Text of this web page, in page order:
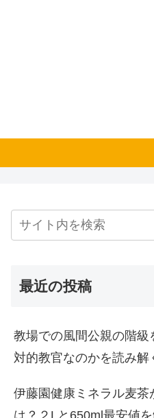
最近の投稿
教場での風間公親の階級
対的教官なのかを読み解
伊藤園健康ミネラル麦茶